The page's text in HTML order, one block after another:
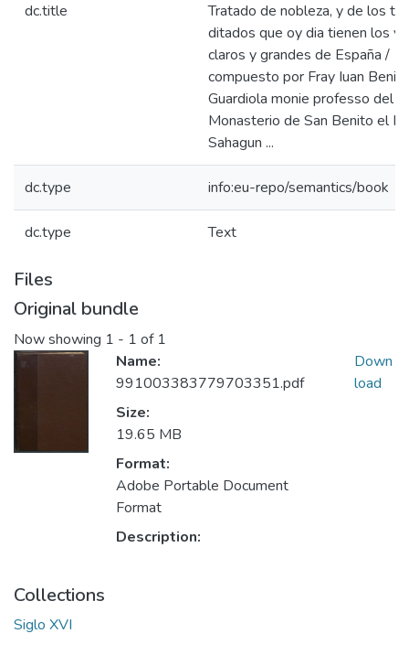
dc.title
Tratado de nobleza, y de los
ditados que oy dia tienen los
claros y grandes de España /
compuesto por Fray Iuan Benito
Guardiola monie professo del
Monasterio de San Benito el
Sahagun ...
dc.type info:eu-repo/semantics/book
dc.type Text
Files
Original bundle
Now showing 1 - 1 of 1
Name:
991003383779703351.pdf
Size:
19.65 MB
Format:
Adobe Portable Document
Format
Description:
Down
load
Collections
Siglo XVI